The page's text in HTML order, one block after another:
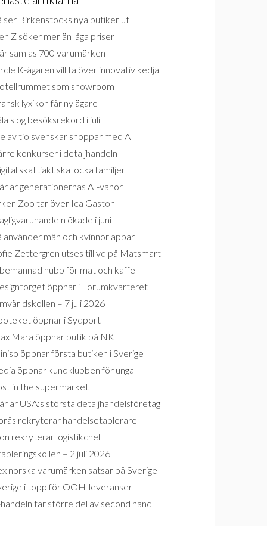
ser Birkenstocks nya butiker ut
Z söker mer än låga priser
samlas 700 varumärken
K-ägaren vill ta över innovativ kedja
som showroom
lyxikon får ny ägare
slog besöksrekord i juli
av tio svenskar shoppar med AI
konkurser i detaljhandeln
skattjakt ska locka familjer
är generationernas AI-vanor
Zoo tar över Ica Gaston
ökade i juni
använder män och kvinnor appar
Zettergren utses till vd på Matsmart
hubb för mat och kaffe
öppnar i Forumkvarteret
– 7 juli 2026
öppnar i Sydport
Mara öppnar butik på NK
öppnar första butiken i Sverige
öppnar kundklubben för unga
in the supermarket
är USA:s största detaljhandelsföretag
rekryterar handelsetablerare
rekryterar logistikchef
– 2 juli 2026
norska varumärken satsar på Sverige
i topp för OOH-leveranser
tar större del av second hand